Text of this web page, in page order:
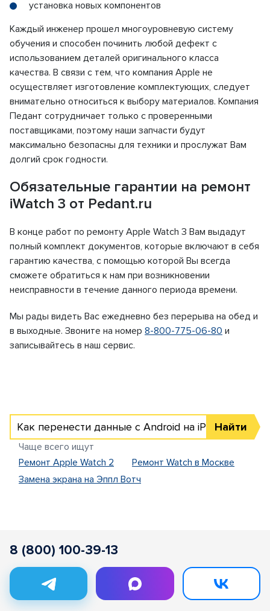
установка новых компонентов
Каждый инженер прошел многоуровневую систему
обучения и способен починить любой дефект с
использованием деталей оригинального класса
качества. В связи с тем, что компания Apple не
осуществляет изготовление комплектующих, следует
внимательно относиться к выбору материалов. Компания
Педант сотрудничает только с проверенными
поставщиками, поэтому наши запчасти будут
максимально безопасны для техники и прослужат Вам
долгий срок годности.
Обязательные гарантии на ремонт
iWatch 3 от Pedant.ru
В конце работ по ремонту Apple Watch 3 Вам выдадут
полный комплект документов, которые включают в себя
гарантию качества, с помощью которой Вы всегда
сможете обратиться к нам при возникновении
неисправности в течение данного периода времени.
Мы рады видеть Вас ежедневно без перерыва на обед и
в выходные. Звоните на номер 8-800-775-06-80 и
записывайтесь в наш сервис.
Как перенести данные с Android на iPhone
Чаще всего ищут
Найти
Ремонт Apple Watch 2
Ремонт Watch в Москве
Замена экрана на Эппл Вотч
8 (800) 100-39-13